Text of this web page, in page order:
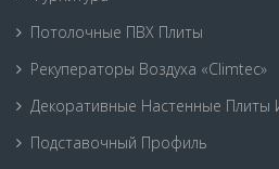
Потолочные ПВХ Плиты
Рекуператоры Воздуха «Climtec»
Декоративные Настенные Плиты
Подставочный Профиль